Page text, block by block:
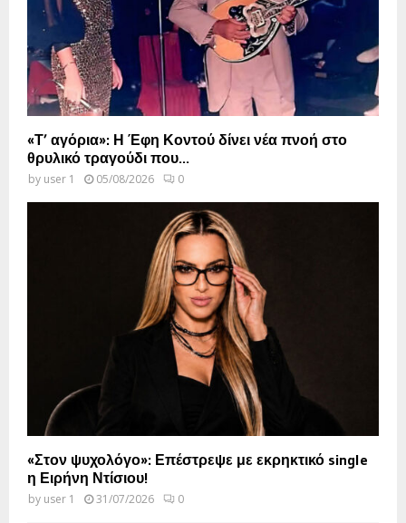
«Τ’ αγόρια»: Η Έφη Κοντού δίνει νέα πνοή στο
θρυλικό τραγούδι που...
by user 1 05/08/2026 0
«Στον ψυχολόγο»: Επέστρεψε με εκρηκτικό single
η Ειρήνη Ντίσιου!
by user 1 31/07/2026 0